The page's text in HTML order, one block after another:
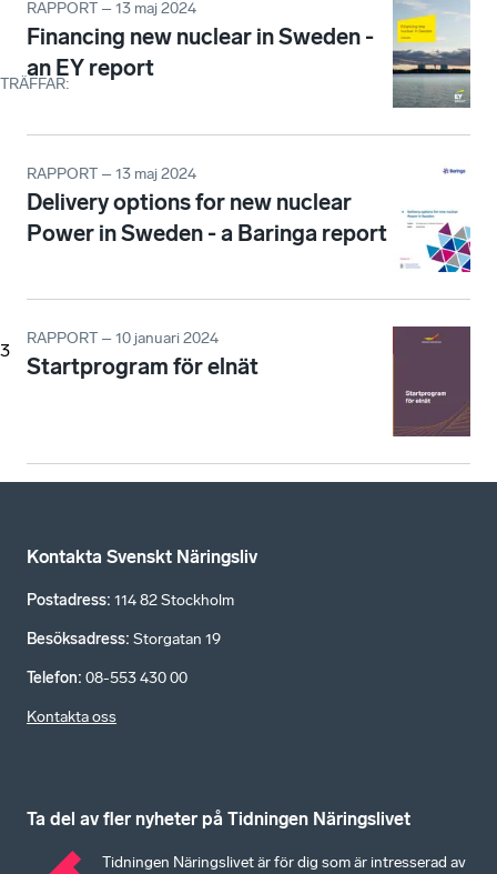
TRÄFFAR:
3
RAPPORT – 13 maj 2024
Financing new nuclear in Sweden -
an EY report
RAPPORT – 13 maj 2024
Delivery options for new nuclear
Power in Sweden - a Baringa report
RAPPORT – 10 januari 2024
Startprogram för elnät
Kontakta Svenskt Näringsliv
Postadress: 114 82 Stockholm
Besöksadress: Storgatan 19
Telefon: 08-553 430 00
Kontakta oss
Ta del av fler nyheter på Tidningen Näringslivet
Tidningen Näringslivet är för dig som är intresserad av